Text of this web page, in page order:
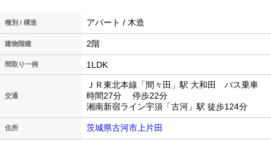
種別 / 構造 アパート / 木造
建物階建 2階
間取り一例 1LDK
交通
ＪＲ東北本線「間々田」駅 大和田 バス乗車
時間27分 停歩22分
湘南新宿ライン宇須「古河」駅 徒歩124分
住所 茨城県古河市上片田